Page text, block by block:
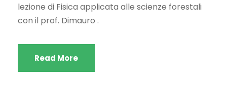
lezione di Fisica applicata alle scienze forestali
con il prof. Dimauro .
Read More